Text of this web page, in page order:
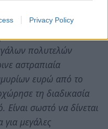
Privacy Policy
που σχεδιάζεται
αυτό - που
πολυτελών
αστραπιαία
ευρώ από το
τη διαδικασία
σωστό να δίνεται
για μεγάλες